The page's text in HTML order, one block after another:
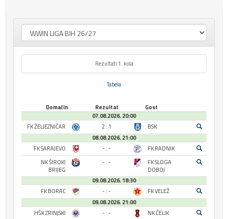
Rezultati 1. kola
Tabela
Domaćin Rezultat
Gost
07.08.2026. 20:00
FK ŽELJEZNIČAR
2 : 1
BSK
08.08.2026. 21:00
FK SARAJEVO
- : -
FK RADNIK
NK ŠIROKI
BRIJEG
- : -
FK SLOGA
DOBOJ
09.08.2026. 18:30
FK BORAC
- : -
FK VELEŽ
09.08.2026. 21:00
HŠK ZRINJSKI
- : - NK ČELIK